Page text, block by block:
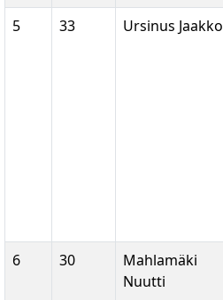
5 33 Ursinus Jaakko
6 30
Mahlamäki
Nuutti